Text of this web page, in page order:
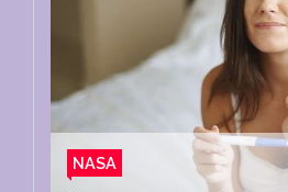
NASA